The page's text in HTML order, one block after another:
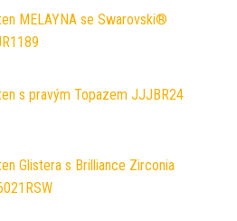
MELAYNA se Swarovski®
s pravým Topazem JJJBR24
Glistera s Brilliance Zirconia